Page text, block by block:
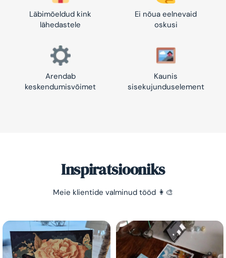
Läbimõeldud kink
lähedastele
Ei nõua eelnevaid
oskusi
Arendab
keskendumisvõimet
Kaunis
sisekujunduselement
Inspiratsiooniks
Meie klientide valminud tööd 👩‍🎨